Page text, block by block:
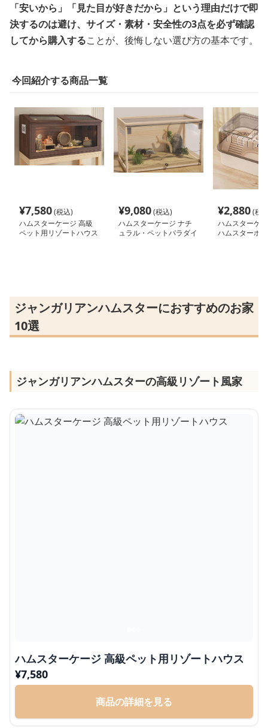
「安いから」「見た目が好きだから」という理由だけで即
決するのは避け、サイズ・素材・安全性の3点を必ず確認
してから購入することが、後悔しない選び方の基本です。
今回紹介する商品一覧
¥7,580(税込)
ハムスターケージ 高級
ペット用リゾートハウス
¥9,080(税込)
ハムスターケージ ナチ
ュラル・ペットパラダイ
¥2,880(税
ハムスターケ
ハムスターホ
ジャンガリアンハムスターにおすすめのお家
10選
ジャンガリアンハムスターの高級リゾート風家
ハムスターケージ 高級ペット用リゾートハウス
¥7,580
商品の詳細を見る